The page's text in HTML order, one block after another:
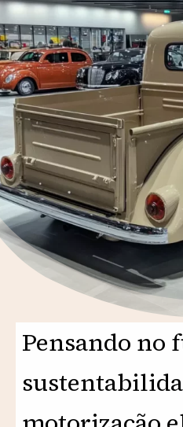
Pensando no
Pensando no